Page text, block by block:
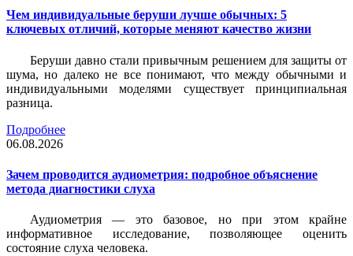
Чем индивидуальные беруши лучше обычных: 5
ключевых отличий, которые меняют качество жизни
Беруши давно стали привычным решением для защиты от
шума, но далеко не все понимают, что между обычными и
индивидуальными моделями существует принципиальная
разница.
Подробнее
06.08.2026
Зачем проводится аудиометрия: подробное объяснение
метода диагностики слуха
Аудиометрия — это базовое, но при этом крайне
информативное исследование, позволяющее оценить
состояние слуха человека.